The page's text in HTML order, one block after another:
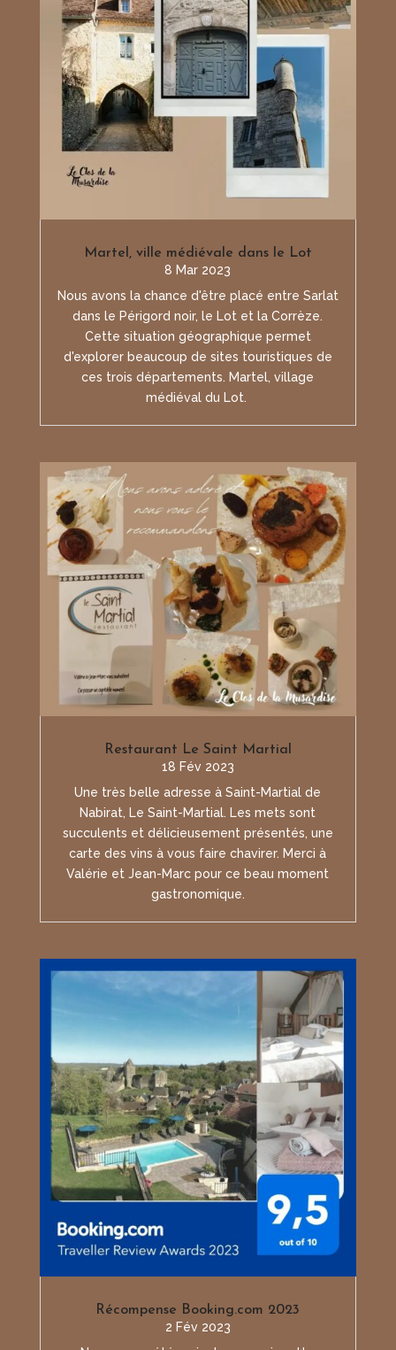
Martel, ville médiévale dans le Lot
8 Mar 2023
Nous avons la chance d'être placé entre Sarlat
dans le Périgord noir, le Lot et la Corrèze.
Cette situation géographique permet
d'explorer beaucoup de sites touristiques de
ces trois départements. Martel, village
médiéval du Lot.
Restaurant Le Saint Martial
18 Fév 2023
Une très belle adresse à Saint-Martial de
Nabirat, Le Saint-Martial. Les mets sont
succulents et délicieusement présentés, une
carte des vins à vous faire chavirer. Merci à
Valérie et Jean-Marc pour ce beau moment
gastronomique.
Récompense Booking.com 2023
2 Fév 2023